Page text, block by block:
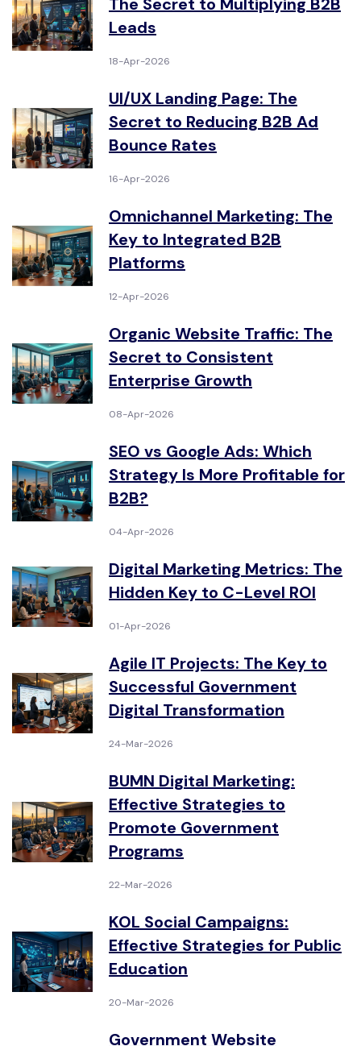
Leads
18-Apr-2026
UI/UX Landing Page: The
Secret to Reducing B2B Ad
Bounce Rates
16-Apr-2026
Omnichannel Marketing: The
Key to Integrated B2B
Platforms
12-Apr-2026
Organic Website Traffic: The
Secret to Consistent
Enterprise Growth
08-Apr-2026
SEO vs Google Ads: Which
Strategy Is More Profitable for
B2B?
04-Apr-2026
Digital Marketing Metrics: The
Hidden Key to C-Level ROI
01-Apr-2026
Agile IT Projects: The Key to
Successful Government
Digital Transformation
24-Mar-2026
BUMN Digital Marketing:
Effective Strategies to
Promote Government
Programs
22-Mar-2026
KOL Social Campaigns:
Effective Strategies for Public
Education
20-Mar-2026
Government Website